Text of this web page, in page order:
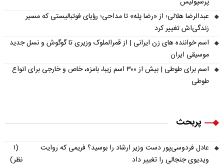
عبدالرضا هلالی؛ از «رضا پله» تا مداحی؛ رؤیای فوتبالیستی که مسیر
زندگی‌اش تغییر کرد
اسم خواننده های زن ایرانی | از قمرالملوک وزیری تا گوگوش و نسل جدید
موسیقی ایران
اسم برای طوطی | بیش از ۳۰۰ اسم زیبا، بامزه، خاص و خارجی برای انواع
طوطی
پربحث
عادل فردوسی‌پور دست وزیر ارشاد را بوسید؟ فریمی که روایت
ویدیوی جنجالی را تغییر داد
(۱
نظر)